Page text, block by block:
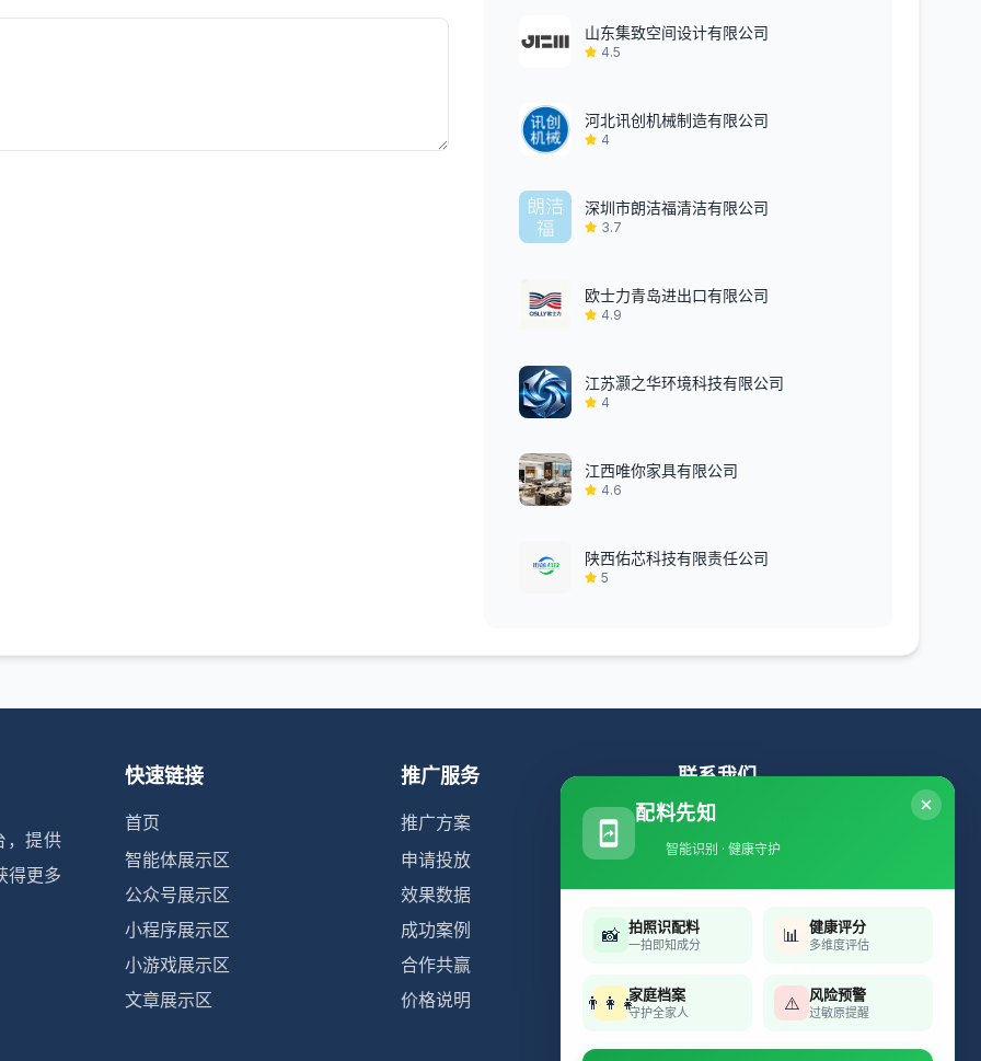
山东集致空间设计有限公司
4.5
河北讯创机械制造有限公司
4
深圳市朗洁福清洁有限公司
3.7
欧士力青岛进出口有限公司
4.9
江苏灏之华环境科技有限公司
4
江西唯你家具有限公司
4.6
陕西佑芯科技有限责任公司
5
，提供
得更多
快速链接
首页
智能体展示区
公众号展示区
小程序展示区
小游戏展示区
文章展示区
推广服务
推广方案
申请投放
效果数据
成功案例
合作共赢
价格说明
联系我们
北京市朝阳区酒仙桥路东方
科技园B座4层
15901057988
489683694@qq.com
配料先知
智能识别 · 健康守护
📸 拍照识配料
一拍即知成分 📊 健康评分
多维度评估
👨‍👩‍👧家庭档案
守护全家人 ⚠️ 风险预警
过敏原提醒